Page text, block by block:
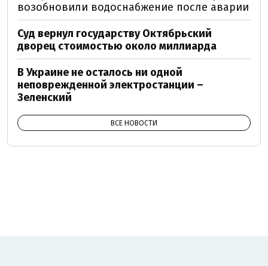
возобновили водоснабжение после аварии
Суд вернул государству Октябрьский
дворец стоимостью около миллиарда
В Украине не осталось ни одной
неповрежденной электростанции –
Зеленский
ВСЕ НОВОСТИ